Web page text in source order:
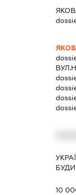
10